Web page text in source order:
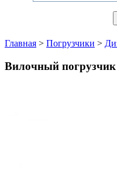
Главная > Погрузчики >
Вилочный